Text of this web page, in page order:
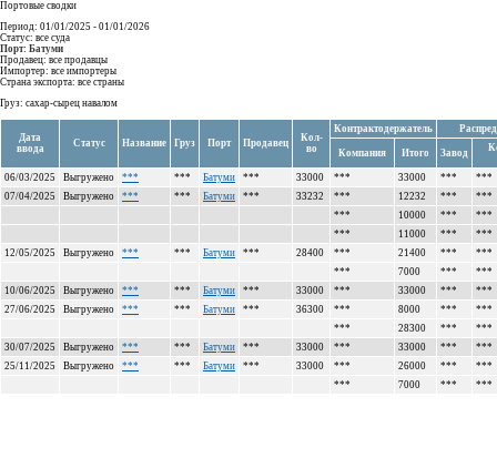
Портовые сводки
Период: 01/01/2025 - 01/01/2026
Статус: все суда
Порт: Батуми
Продавец: все продавцы
Импортер: все импортеры
Страна экспорта: все страны
Груз: сахар-сырец навалом
Дата
ввода
Статус Название Груз Порт Продавец
Кол-
во
Контрактодержатель
Компания Итого Завод
06/03/2025 Выгружено *** *** Батуми *** 33000 *** 33000 ***
***
07/04/2025
Выгружено *** *** Батуми *** 33232 *** 12232 ***
***
***
10000 ***
***
***
11000 ***
***
12/05/2025
Выгружено *** *** Батуми *** 28400 *** 21400 ***
***
***
7000 ***
***
10/06/2025
Выгружено *** *** Батуми *** 33000 *** 33000 ***
***
27/06/2025
Выгружено *** *** Батуми *** 36300 *** 8000 ***
***
***
28300 ***
***
30/07/2025
Выгружено *** *** Батуми *** 33000 *** 33000 ***
***
25/11/2025
Выгружено *** *** Батуми *** 33000 *** 26000 ***
***
***
7000 *** ***